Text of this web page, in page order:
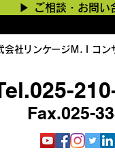
▶︎ ご相談・お問い
社リンケージＭ.Ｉコン
Fax.025-